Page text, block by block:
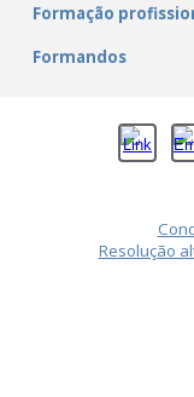
Formação
Formandos
Resolução